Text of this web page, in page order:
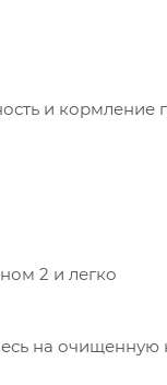
и кормление
2 и легко
на очищенную